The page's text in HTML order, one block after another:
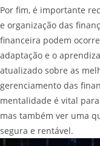
Por fim, é importante
e organização das
financeira podem
adaptação e o
atualizado sobre as
gerenciamento das
mentalidade é vital
mas também ver uma
segura e rentável.